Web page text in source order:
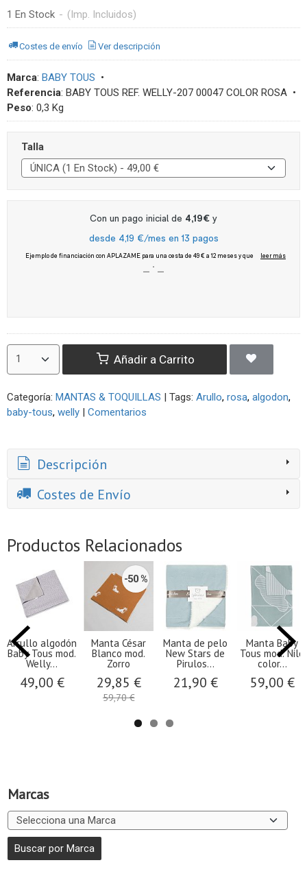
Marcas
1 En Stock - (Imp. Incluidos)
Costes de envío Ver descripción
Marca: BABY TOUS •
Referencia: BABY TOUS REF. WELLY-207 00047 COLOR ROSA •
Peso: 0,3 Kg
Talla
Añadir a Carrito
Categoría: MANTAS & TOQUILLAS | Tags: Arullo rosa algodon
baby-tous welly | Comentarios
Descripción
Costes de Envío
Productos Relacionados
Arrullo algodón
Baby Tous mod.
Welly...
49,00 €
-50 %
Manta César
Blanco mod.
Zorro
29,85 €
59,70 €
​Manta de pelo
New Stars de
Pirulos...
21,90 €
Manta Baby
Tous mod. Nilo
color...
59,00 €